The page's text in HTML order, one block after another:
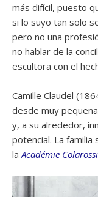
más difícil, puesto
si lo suyo tan solo
pero no una
no hablar de la
escultora con el
Camille Claudel
desde muy
y, a su alrededor,
potencial. La familia
la Académie Colarossi